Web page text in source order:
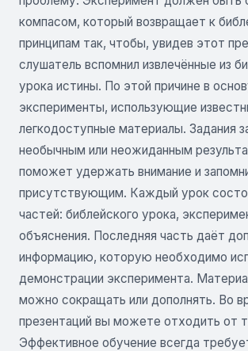
компасом, который возвращает к
принципам так, чтобы, увидев этот
слушатель вспомнил извлечённые из
урока истины. По этой причине в
эксперименты, использующие
легкодоступные материалы. Задания
необычным или неожиданным
поможет удержать внимание и
присутствующим. Каждый урок
частей: библейского урока,
объяснения. Последняя часть даёт
информацию, которую необходимо
демонстрации эксперимента.
можно сокращать или дополнять. Во
презентаций вы можете отходить от
Эффективное обучение всегда